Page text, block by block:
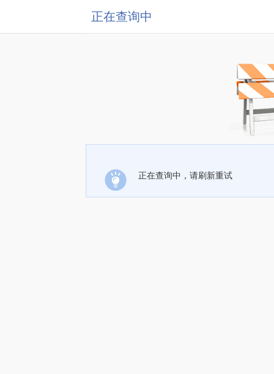
正在查询中
正在查询中，请刷新重试